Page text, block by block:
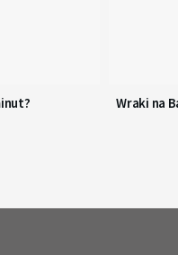
Wraki na